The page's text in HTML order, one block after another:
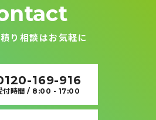
り相談はお気軽に
169-916
付時間 / 8:00 - 17:00